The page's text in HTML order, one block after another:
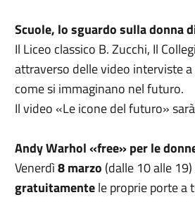
Scuole, lo sguardo sulla donna
Il Liceo classico B. Zucchi, Il
attraverso delle video interviste
come si immaginano nel futuro.
Il video «Le icone del futuro»
Andy Warhol «free» per le
Venerdì8 marzo (dalle 10 alle
gratuitamentele proprie porte a